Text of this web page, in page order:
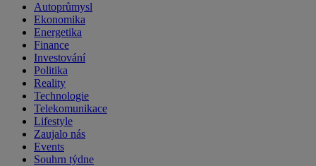
Autoprůmysl
Ekonomika
Energetika
Finance
Investování
Politika
Reality
Technologie
Telekomunikace
Lifestyle
Zaujalo nás
Events
Souhrn týdne